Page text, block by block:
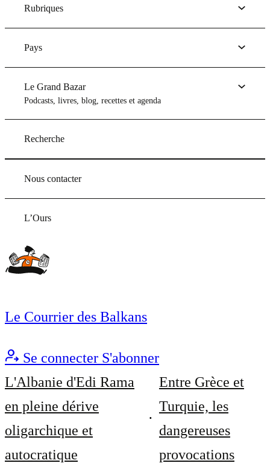
Rubriques
Pays
Le Grand Bazar
Podcasts, livres, blog, recettes et agenda
Recherche
Nous contacter
L’Ours
Le Courrier des Balkans
Se connecter S'abonner
L'Albanie d'Edi Rama
en pleine dérive
oligarchique et
autocratique
Entre Grèce et
Turquie, les
dangereuses
provocations